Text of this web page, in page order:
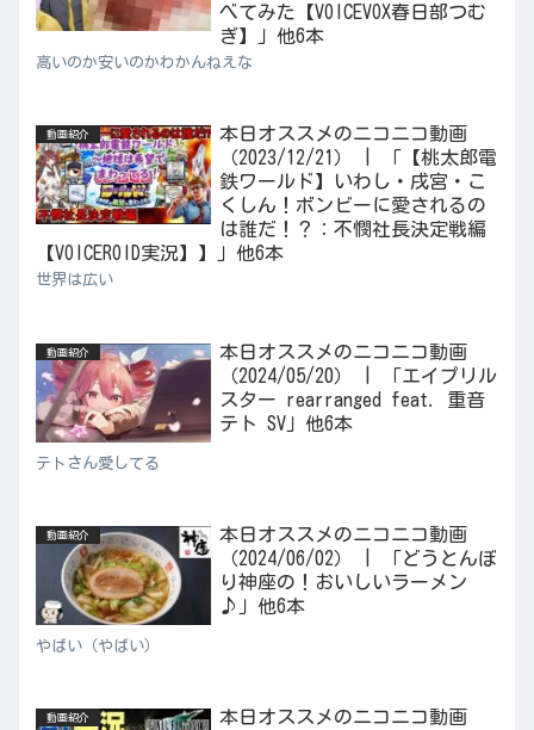
べてみた【VOICEVOX春日部つむ
ぎ】」他6本
高いのか安いのかわかんねえな
動画紹介
本日オススメのニコニコ動画
（2023/12/21） | 「【桃太郎電
鉄ワールド】いわし・戌宮・こ
くしん！ボンビーに愛されるの
は誰だ！？：不憫社長決定戦編
【VOICEROID実況】】」他6本
世界は広い
動画紹介
本日オススメのニコニコ動画
（2024/05/20） | 「エイプリル
スター rearranged feat. 重音
テト SV」他6本
テトさん愛してる
動画紹介
本日オススメのニコニコ動画
（2024/06/02） | 「どうとんぼ
り神座の！おいしいラーメン
♪」他6本
やばい（やばい）
動画紹介
本日オススメのニコニコ動画